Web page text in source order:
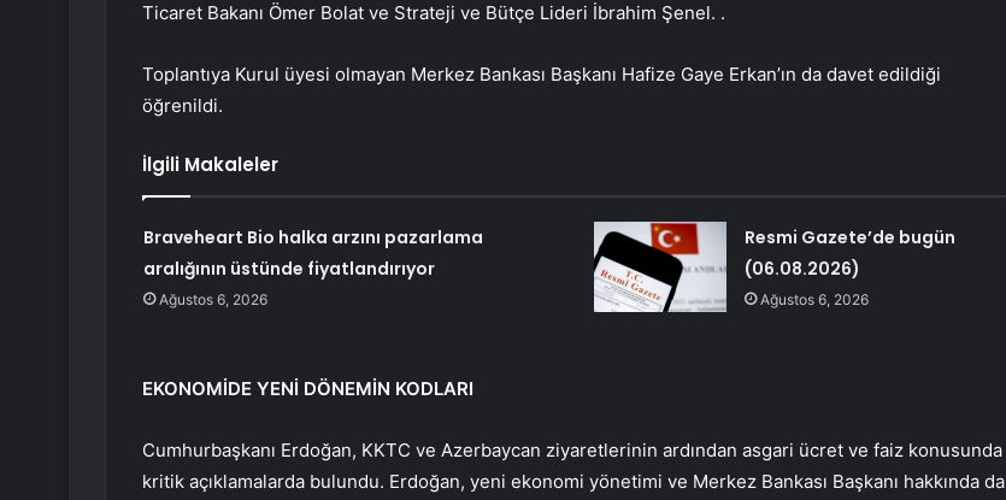
Ticaret Bakanı Ömer Bolat ve Strateji ve Bütçe Lideri İbrahim Şenel. .
Toplantıya Kurul üyesi olmayan Merkez Bankası Başkanı Hafize Gaye Erkan’ın da davet edildiği
öğrenildi.
İlgili Makaleler
Braveheart Bio halka arzını pazarlama
aralığının üstünde fiyatlandırıyor
Ağustos 6, 2026
Resmi Gazete’de bugün
(06.08.2026)
Ağustos 6, 2026
EKONOMİDE YENİ DÖNEMİN KODLARI
Cumhurbaşkanı Erdoğan, KKTC ve Azerbaycan ziyaretlerinin ardından asgari ücret ve faiz konusunda
kritik açıklamalarda bulundu. Erdoğan, yeni ekonomi yönetimi ve Merkez Bankası Başkanı hakkında da